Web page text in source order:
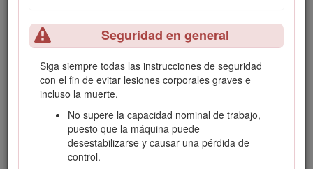
Seguridad en general
Siga siempre todas las instrucciones de seguridad
con el fin de evitar lesiones corporales graves e
incluso la muerte.
No supere la capacidad nominal de trabajo,
puesto que la máquina puede
desestabilizarse y causar una pérdida de
control.
procedimientos de seguridad pertinentes.
38 °C. Póngase en contacto con su Servicio Técnico
Autorizado si necesita adquirir los materiales necesarios
para trabajar en temperaturas extremas.
Lea este manual detenidamente para aprender a utilizar y
mantener correctamente su producto, y para evitar lesiones
y daños al producto. Usted es responsable de utilizar el
producto de forma correcta y segura.